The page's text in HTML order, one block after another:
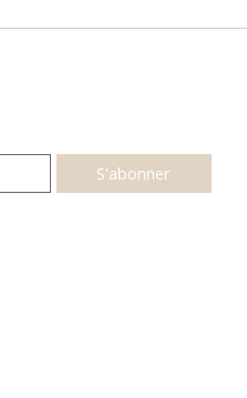
S'abonner